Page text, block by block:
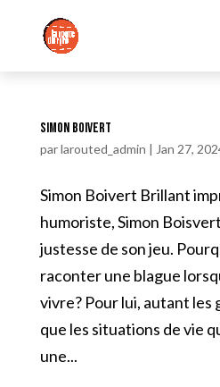
Simon Boivert
parlarouted_admin | Jan 27,
Simon Boivert Brillant
humoriste, Simon
justesse de son jeu.
raconter une blague
vivre? Pour lui, autant les
que les situations de vie
une...